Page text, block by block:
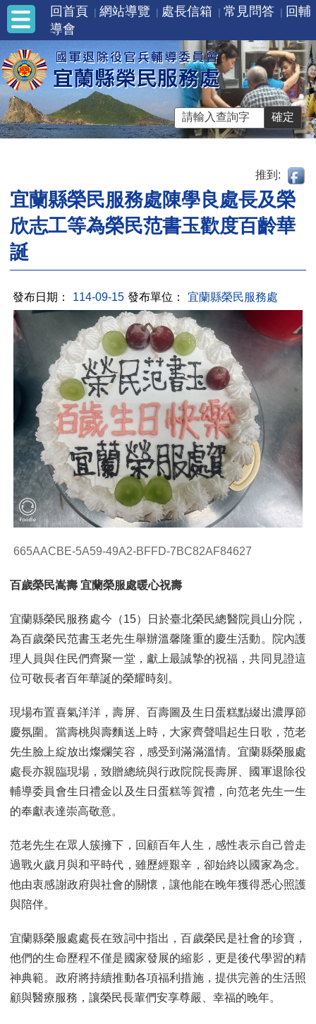
回首頁 網站導覽 處長信箱 常見問答
回輔
導會
推到:
宜蘭縣榮民服務處陳學良處長及榮
欣志工等為榮民范書玉歡度百齡華
誕
發布日期： 114-09-15 發布單位： 宜蘭縣榮民服務處
665AACBE-5A59-49A2-BFFD-7BC82AF84627
百歲榮民嵩壽 宜蘭榮服處暖心祝壽
宜蘭縣榮民服務處今（15）日於臺北榮民總醫院員山分院，
為百歲榮民范書玉老先生舉辦溫馨隆重的慶生活動。院內護
理人員與住民們齊聚一堂，獻上最誠摯的祝福，共同見證這
位可敬長者百年華誕的榮耀時刻。
現場布置喜氣洋洋，壽屏、百壽圖及生日蛋糕點綴出濃厚節
慶氛圍。當壽桃與壽麵送上時，大家齊聲唱起生日歌，范老
先生臉上綻放出燦爛笑容，感受到滿滿溫情。宜蘭縣榮服處
處長亦親臨現場，致贈總統與行政院院長壽屏、國軍退除役
輔導委員會生日禮金以及生日蛋糕等賀禮，向范老先生一生
的奉獻表達崇高敬意。
范老先生在眾人簇擁下，回顧百年人生，感性表示自己曾走
過戰火歲月與和平時代，雖歷經艱辛，卻始終以國家為念。
他由衷感謝政府與社會的關懷，讓他能在晚年獲得悉心照護
與陪伴。
宜蘭縣榮服處處長在致詞中指出，百歲榮民是社會的珍寶，
他們的生命歷程不僅是國家發展的縮影，更是後代學習的精
神典範。政府將持續推動各項福利措施，提供完善的生活照
顧與醫療服務，讓榮民長輩們安享尊嚴、幸福的晚年。